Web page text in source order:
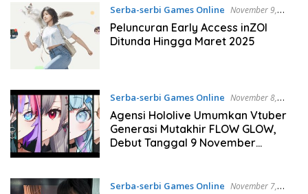
Serba-serbi Games Online November 9,
2024
Peluncuran Early Access inZOI
Ditunda Hingga Maret 2025
Serba-serbi Games Online November 8,
2024
Agensi Hololive Umumkan Vtuber
Generasi Mutakhir FLOW GLOW,
Debut Tanggal 9 November
Serba-serbi Games Online November 7,